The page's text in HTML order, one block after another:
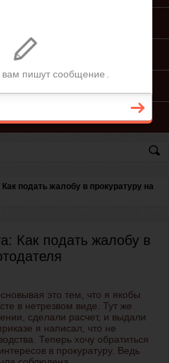
ИСКА
ЮРИСТА
Как подать жалобу в прокуратуру на
Как подать жалобу в
это тем, что я якобы
в нетрезвом виде. Тут же
сделали расчет, и выдали
я написал, что не
Теперь хочу обратиться
в прокуратуру. Ведь